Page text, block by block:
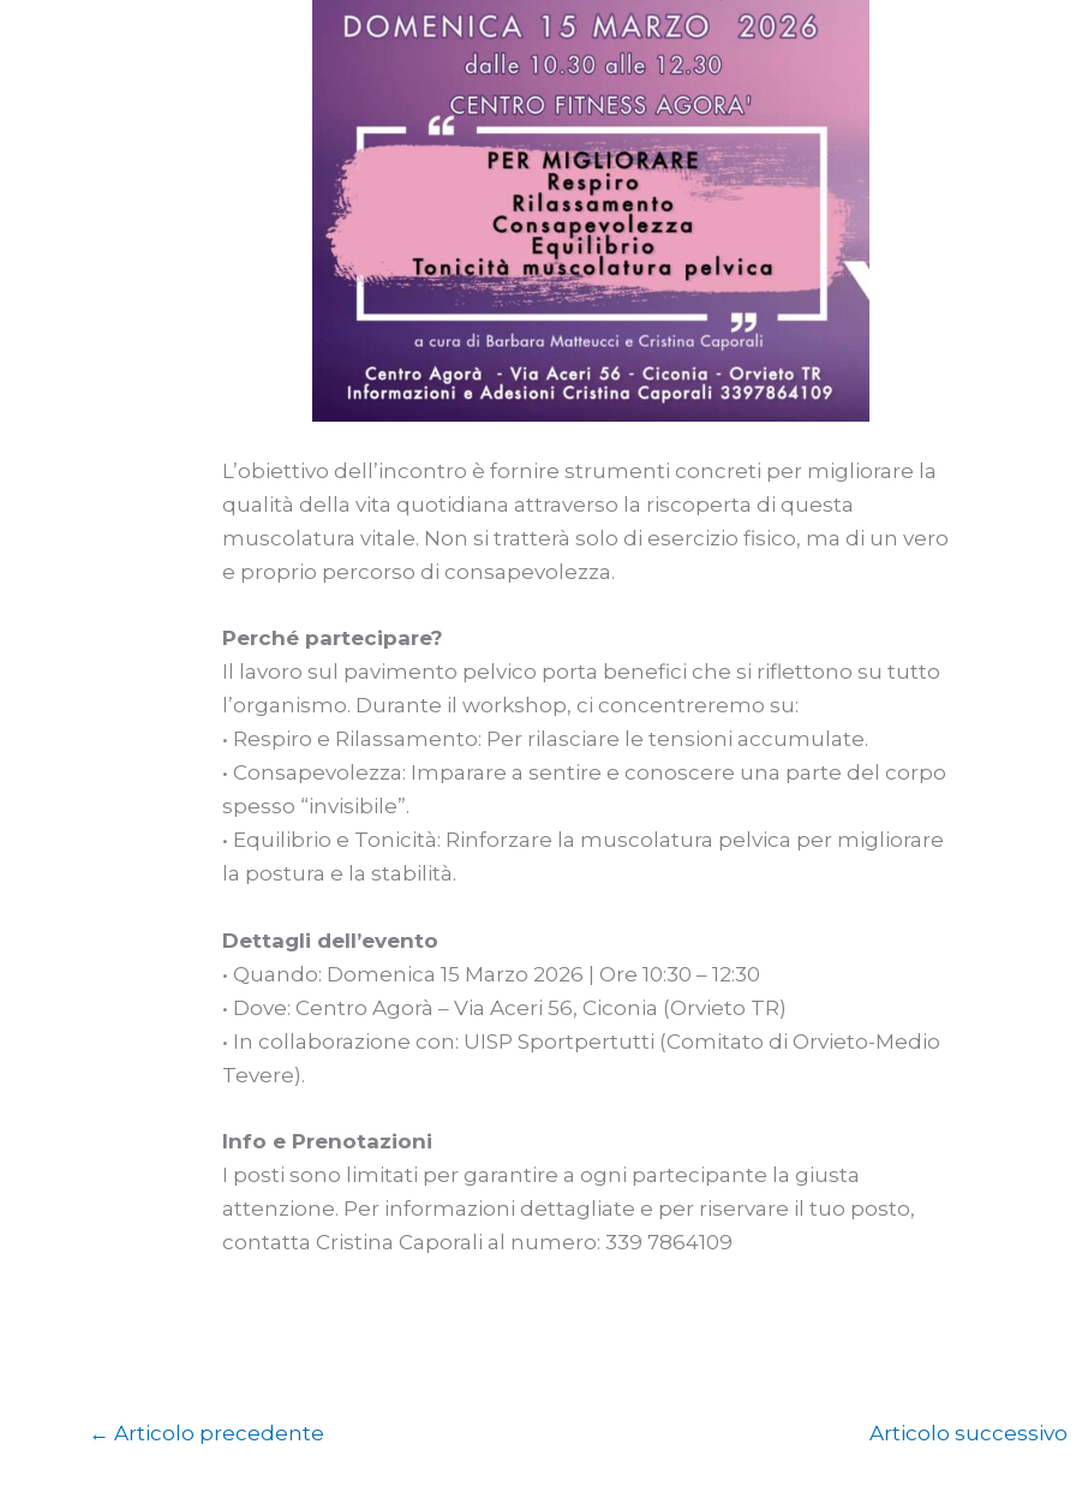
L’obiettivo dell’incontro è fornire strumenti concreti per migliorare la
qualità della vita quotidiana attraverso la riscoperta di questa
muscolatura vitale. Non si tratterà solo di esercizio fisico, ma di un vero
e proprio percorso di consapevolezza.
Perché partecipare?
Il lavoro sul pavimento pelvico porta benefici che si riflettono su tutto
l’organismo. Durante il workshop, ci concentreremo su:
• Respiro e Rilassamento: Per rilasciare le tensioni accumulate.
• Consapevolezza: Imparare a sentire e conoscere una parte del corpo
spesso “invisibile”.
• Equilibrio e Tonicità: Rinforzare la muscolatura pelvica per migliorare
la postura e la stabilità.
Dettagli dell’evento
• Quando: Domenica 15 Marzo 2026 | Ore 10:30 – 12:30
• Dove: Centro Agorà – Via Aceri 56, Ciconia (Orvieto TR)
• In collaborazione con: UISP Sportpertutti (Comitato di Orvieto-Medio
Tevere).
Info e Prenotazioni
I posti sono limitati per garantire a ogni partecipante la giusta
attenzione. Per informazioni dettagliate e per riservare il tuo posto,
contatta Cristina Caporali al numero: 339 7864109
← Articolo precedente Articolo successivo